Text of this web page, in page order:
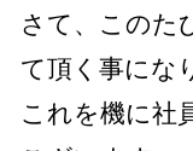
さて、このた
て頂く事にな
これを機に社